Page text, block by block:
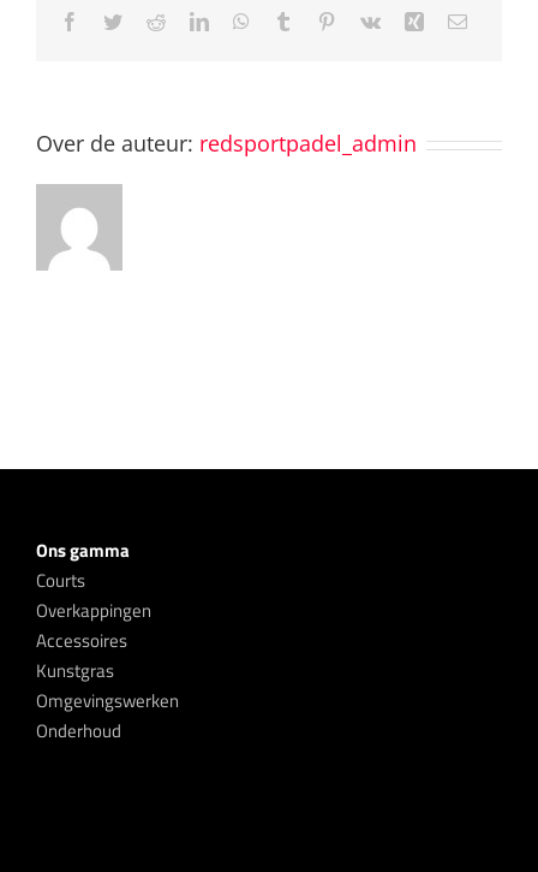
Facebook
TwitterRedditLinkedInWhatsApp
Tumblr Pinterest
Vk Xing E-
Over de auteur: redsportpadel_admin
Ons gamma
Courts
Overkappingen
Accessoires
Kunstgras
Omgevingswerken
Onderhoud